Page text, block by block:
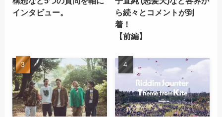
インタビュー。
ら続々とコメントが到
着！
【前編】